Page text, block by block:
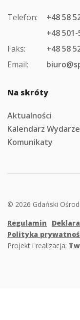
Telefon:
+48 58
+48
Faks:
+48 58
Email:
Na skróty
Aktualności
Kalendarz
Komunikaty
© 2026 Gdański
Regulamin
Polityka
Projekt i realizacja: